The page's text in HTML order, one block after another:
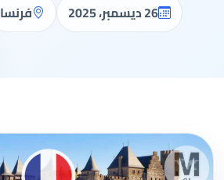
26 ديسمبر، 2025 فرنسا